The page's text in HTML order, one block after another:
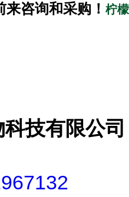
咨询和采购！ 柠檬
技有限公司